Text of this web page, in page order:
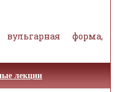
вульгарная форма,
лекции